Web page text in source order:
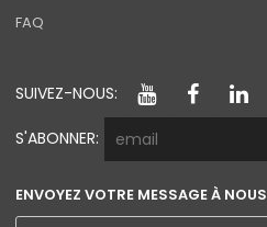
FAQ
SUIVEZ-NOUS:
S'ABONNER:
ENVOYEZ VOTRE MESSAGE À NOUS